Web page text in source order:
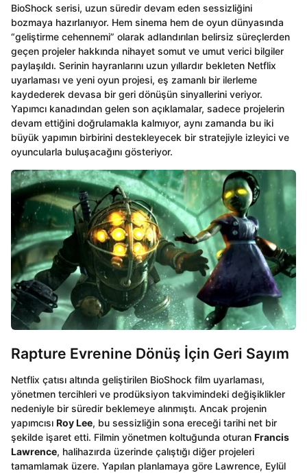
BioShock serisi, uzun süredir devam eden sessizliğini
bozmaya hazırlanıyor. Hem sinema hem de oyun dünyasında
“geliştirme cehennemi” olarak adlandırılan belirsiz süreçlerden
geçen projeler hakkında nihayet somut ve umut verici bilgiler
paylaşıldı. Serinin hayranlarını uzun yıllardır bekleten Netflix
uyarlaması ve yeni oyun projesi, eş zamanlı bir ilerleme
kaydederek devasa bir geri dönüşün sinyallerini veriyor.
Yapımcı kanadından gelen son açıklamalar, sadece projelerin
devam ettiğini doğrulamakla kalmıyor, aynı zamanda bu iki
büyük yapımın birbirini destekleyecek bir stratejiyle izleyici ve
oyuncularla buluşacağını gösteriyor.
Rapture Evrenine Dönüş İçin Geri Sayım
Netflix çatısı altında geliştirilen BioShock film uyarlaması,
yönetmen tercihleri ve prodüksiyon takvimindeki değişiklikler
nedeniyle bir süredir beklemeye alınmıştı. Ancak projenin
yapımcısı Roy Lee, bu sessizliğin sona ereceği tarihi net bir
şekilde işaret etti. Filmin yönetmen koltuğunda oturan Francis
Lawrence, halihazırda üzerinde çalıştığı diğer projeleri
tamamlamak üzere. Yapılan planlamaya göre Lawrence, Eylül